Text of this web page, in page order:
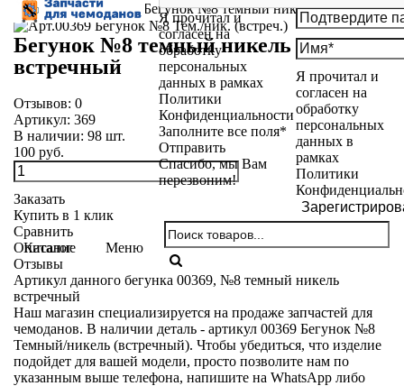
Я прочитал и
согласен на
обработку
персональных
данных в рамках
Политики
Конфиденциальности
Заполните все поля*
Отправить
Спасибо, мы Вам
перезвоним!
Я прочитал и
согласен на
обработку
персональных
данных в
рамках
Политики
Каталог Меню
Каталог»Бегунки» Бегунок №8 темный никель встречный
Бегунок №8 темный никель
встречный
Отзывов: 0
Артикул: 369
В наличии: 98 шт.
100 руб.
Заказать
Купить в 1 клик
Сравнить
Описание
Отзывы
Артикул данного бегунка 00369, №8 темный никель
встречный
Наш магазин специализируется на продаже запчастей для
чемоданов. В наличии деталь - артикул 00369 Бегунок №8
Темный/никель (встречный). Чтобы убедиться, что изделие
подойдет для вашей модели, просто позволите нам по
указанным выше телефона, напишите на WhatsApp либо